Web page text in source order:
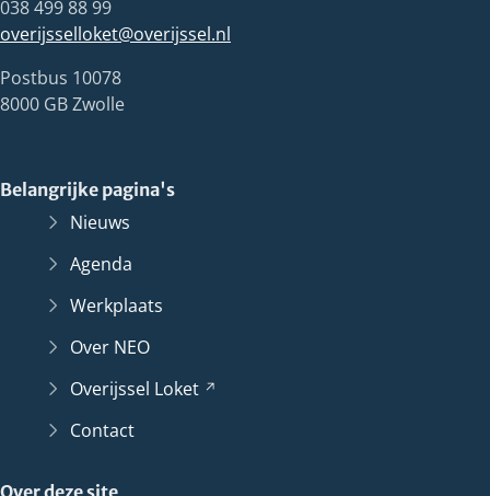
038 499 88 99
overijsselloket@overijssel.nl
Postbus 10078
8000 GB Zwolle
Belangrijke pagina's
Nieuws
Agenda
Werkplaats
Over NEO
Overijssel Loket
Contact